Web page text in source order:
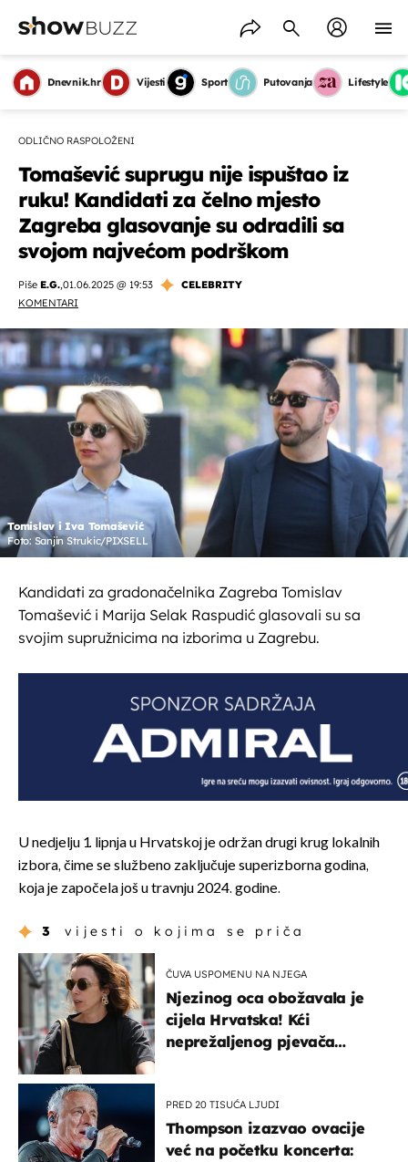
Dnevnik.hr Vijesti Sport Putovanja Lifestyle
ODLIČNO RASPOLOŽENI
Tomašević suprugu nije ispuštao iz
ruku! Kandidati za čelno mjesto
Zagreba glasovanje su odradili sa
svojom najvećom podrškom
Piše E.G.,01.06.2025 @ 19:53
CELEBRITY
KOMENTARI
Tomislav i Iva Tomašević
Foto: Sanjin Strukic/PIXSELL
Kandidati za gradonačelnika Zagreba Tomislav
Tomašević i Marija Selak Raspudić glasovali su sa
svojim supružnicima na izborima u Zagrebu.
U nedjelju 1. lipnja u Hrvatskoj je održan drugi krug lokalnih
izbora, čime se službeno zaključuje superizborna godina,
koja je započela još u travnju 2024. godine.
3 vijesti o kojima se priča
ČUVA USPOMENU NA NJEGA
Njezinog oca obožavala je
cijela Hrvatska! Kći
neprežaljenog pjevača
PRED 20 TISUĆA LJUDI
Thompson izazvao ovacije
već na početku koncerta:
OMOGUĆI OBAVIJESTI